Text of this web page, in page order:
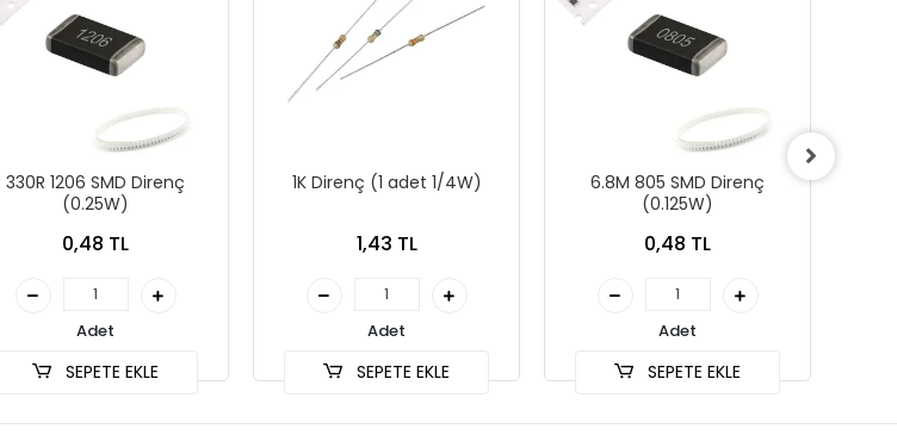
330R 1206 SMD Direnç
(0.25W)
0,48 TL
Adet
SEPETE EKLE
1K Direnç (1 adet 1/4W)
1,43 TL
Adet
SEPETE EKLE
6.8M 805 SMD Direnç
(0.125W)
0,48 TL
Adet
SEPETE EKLE